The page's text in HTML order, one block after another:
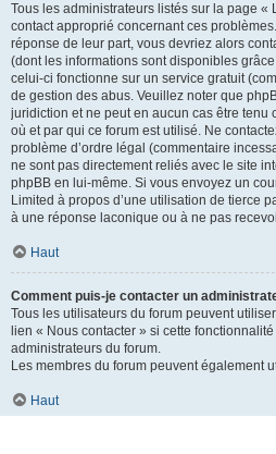
Tous les administrateurs listés sur la page «
contact approprié concernant ces
réponse de leur part, vous devriez alors
(dont les informations sont disponibles
celui-ci fonctionne sur un service gratuit
de gestion des abus. Veuillez noter que
juridiction et ne peut en aucun cas être tenu
où et par qui ce forum est utilisé. Ne
problème d’ordre légal (commentaire
ne sont pas directement reliés avec le site
phpBB en lui-même. Si vous envoyez un
Limited à propos d’une utilisation de tierce
à une réponse laconique ou à ne pas
Haut
Comment puis-je contacter un
Tous les utilisateurs du forum peuvent
lien « Nous contacter » si cette
administrateurs du forum.
Les membres du forum peuvent également
Haut